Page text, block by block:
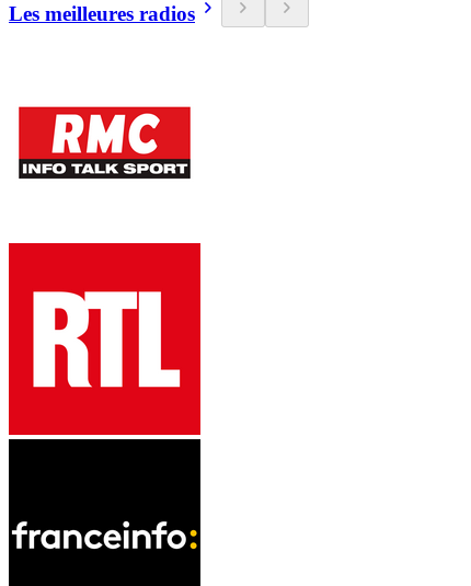
Les meilleures radios